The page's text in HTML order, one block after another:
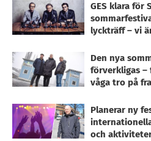
GES klara för
lyckträff – vi
Den nya
förverkligas –
våga tro på
Planerar ny
och